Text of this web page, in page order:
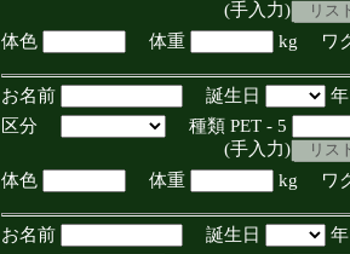
(手入力)
体色
体重 kg ワ
お名前 誕生日
区分
種類 PET - 5
(手入力)
体色
体重 kg ワ
お名前 誕生日